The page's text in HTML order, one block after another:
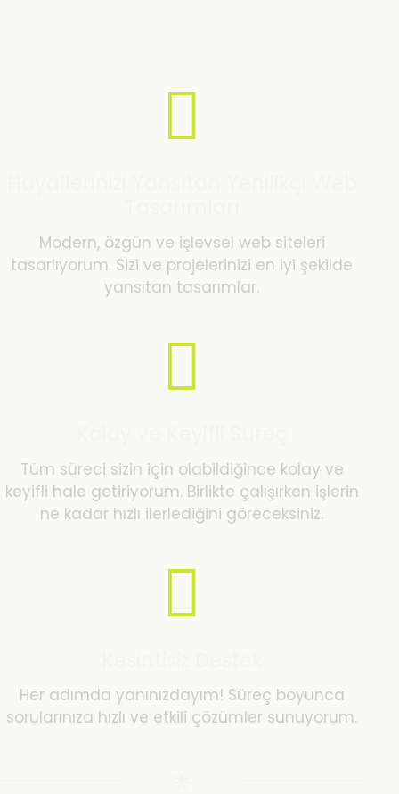
Modern, özgün ve işlevsel web siteleri
tasarlıyorum. Sizi ve projelerinizi en iyi şekilde
yansıtan tasarımlar.
Tüm süreci sizin için olabildiğince kolay ve
keyifli hale getiriyorum. Birlikte çalışırken işlerin
ne kadar hızlı ilerlediğini göreceksiniz.
Her adımda yanınızdayım! Süreç boyunca
sorularınıza hızlı ve etkili çözümler sunuyorum.